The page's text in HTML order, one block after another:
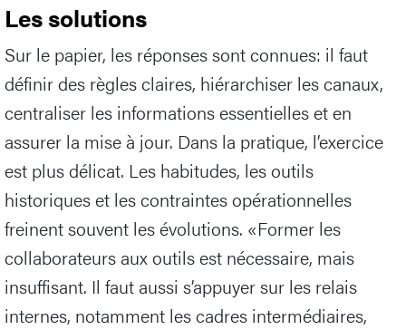
Les solutions
Sur le papier, les réponses sont connues: il faut
définir des règles claires, hiérarchiser les canaux,
centraliser les informations essentielles et en
assurer la mise à jour. Dans la pratique, l’exercice
est plus délicat. Les habitudes, les outils
historiques et les contraintes opérationnelles
freinent souvent les évolutions. «Former les
collaborateurs aux outils est nécessaire, mais
insuffisant. Il faut aussi s’appuyer sur les relais
internes, notamment les cadres intermédiaires,